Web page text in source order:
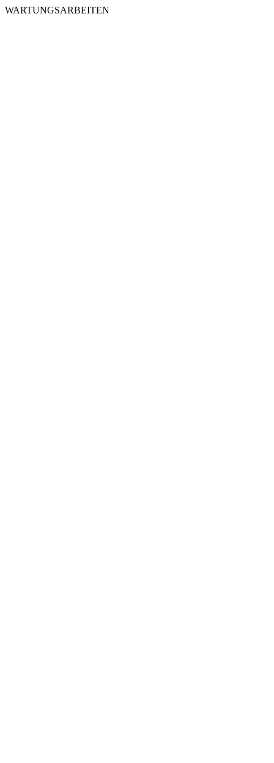
WARTUNGSARBEITEN